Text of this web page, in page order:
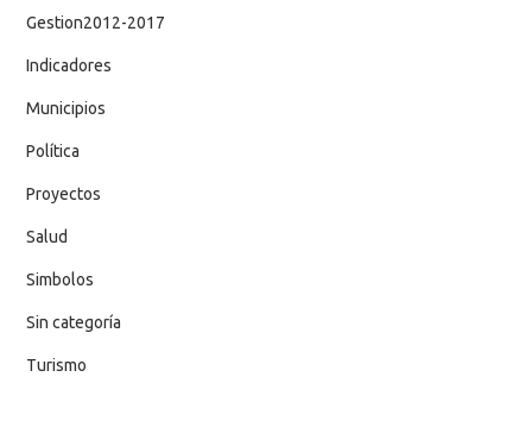
Gestion2012-2017
Indicadores
Municipios
Política
Proyectos
Salud
Simbolos
Sin categoría
Turismo